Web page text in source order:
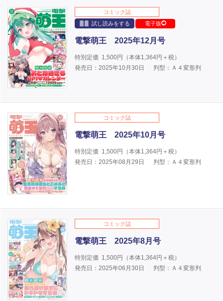
コミック誌
試し読みをする
電子版
電撃萌王 2025年12月号
特別定価 1,500円（本体1,364円＋税）
発売日：2025年10月30日
判型：Ａ４変形判
コミック誌
電撃萌王 2025年10月号
特別定価 1,500円（本体1,364円＋税）
発売日：2025年08月29日
判型：Ａ４変形判
コミック誌
電撃萌王 2025年8月号
特別定価 1,500円（本体1,364円＋税）
発売日：2025年06月30日
判型：Ａ４変形判